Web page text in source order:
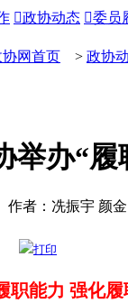
政协动态 委员
协网首页 > 政协
举办“履
作者：冼振宇 颜
打印
职能力 强化履